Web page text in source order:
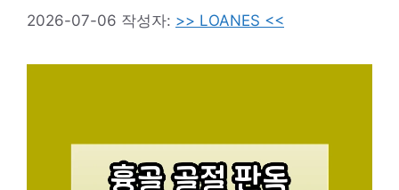
2026-07-06 작성자: >> LOANES <<